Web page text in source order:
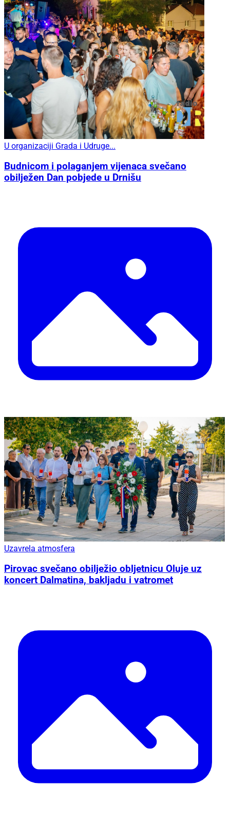
U organizaciji Grada i Udruge...
Budnicom i polaganjem vijenaca svečano
obilježen Dan pobjede u Drnišu
Uzavrela atmosfera
Pirovac svečano obilježio obljetnicu Oluje uz
koncert Dalmatina, bakljadu i vatromet